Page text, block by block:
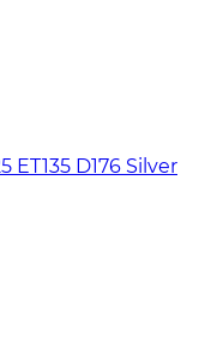
ET135 D176 Silver